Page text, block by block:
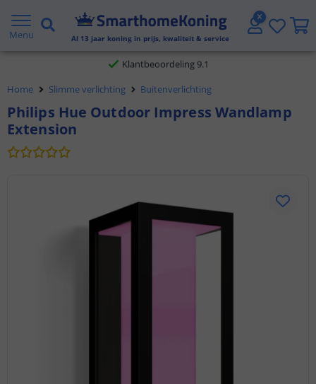
Menu Al 13 jaar koning in prijs, kwaliteit & service
Gratis verzending vanaf € 20,- NL en BE
Klantbeoordeling 9.1
Voor 23:45 uur besteld, morgen in huis
Home Slimme verlichting Buitenverlichting
Philips Hue Outdoor Impress Wandlamp
Extension